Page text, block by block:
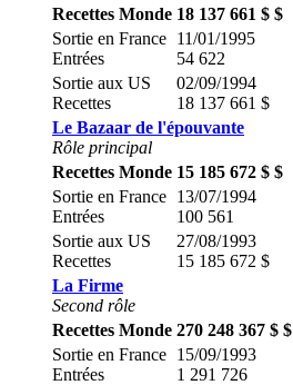
Recettes Monde 18 137 661 $ $
Sortie en France
Entrées
11/01/1995
54 622
Sortie aux US
Recettes
02/09/1994
18 137 661 $
Le Bazaar de l'épouvante
Rôle principal
Recettes Monde 15 185 672 $ $
Sortie en France
Entrées
13/07/1994
100 561
Sortie aux US
Recettes
27/08/1993
15 185 672 $
La Firme
Second rôle
Recettes Monde 270 248 367 $ $
Sortie en France
Entrées
15/09/1993
1 291 726